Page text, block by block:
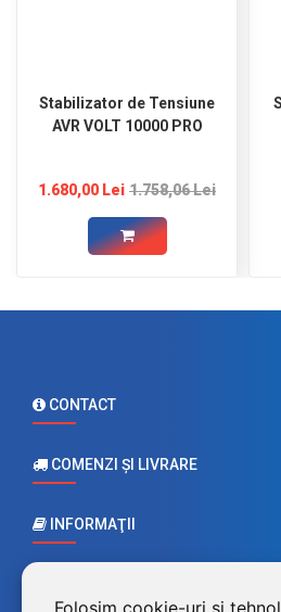
Folosim cookie-uri și
Stabilizator de Tensiune
AVR VOLT 10000 PRO
1.680,00 Lei 1.758,06 Lei
CONTACT
COMENZI ŞI LIVRARE
INFORMAŢII